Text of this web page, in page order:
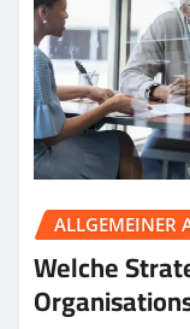
ALLGEMEINER
Welche